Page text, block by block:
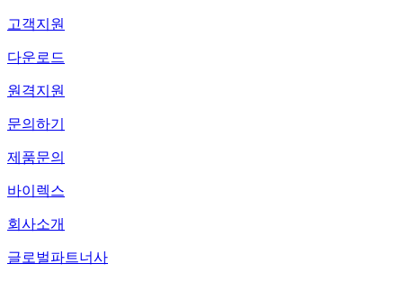
고객지원
다운로드
원격지원
문의하기
제품문의
바이렉스
회사소개
글로벌파트너사